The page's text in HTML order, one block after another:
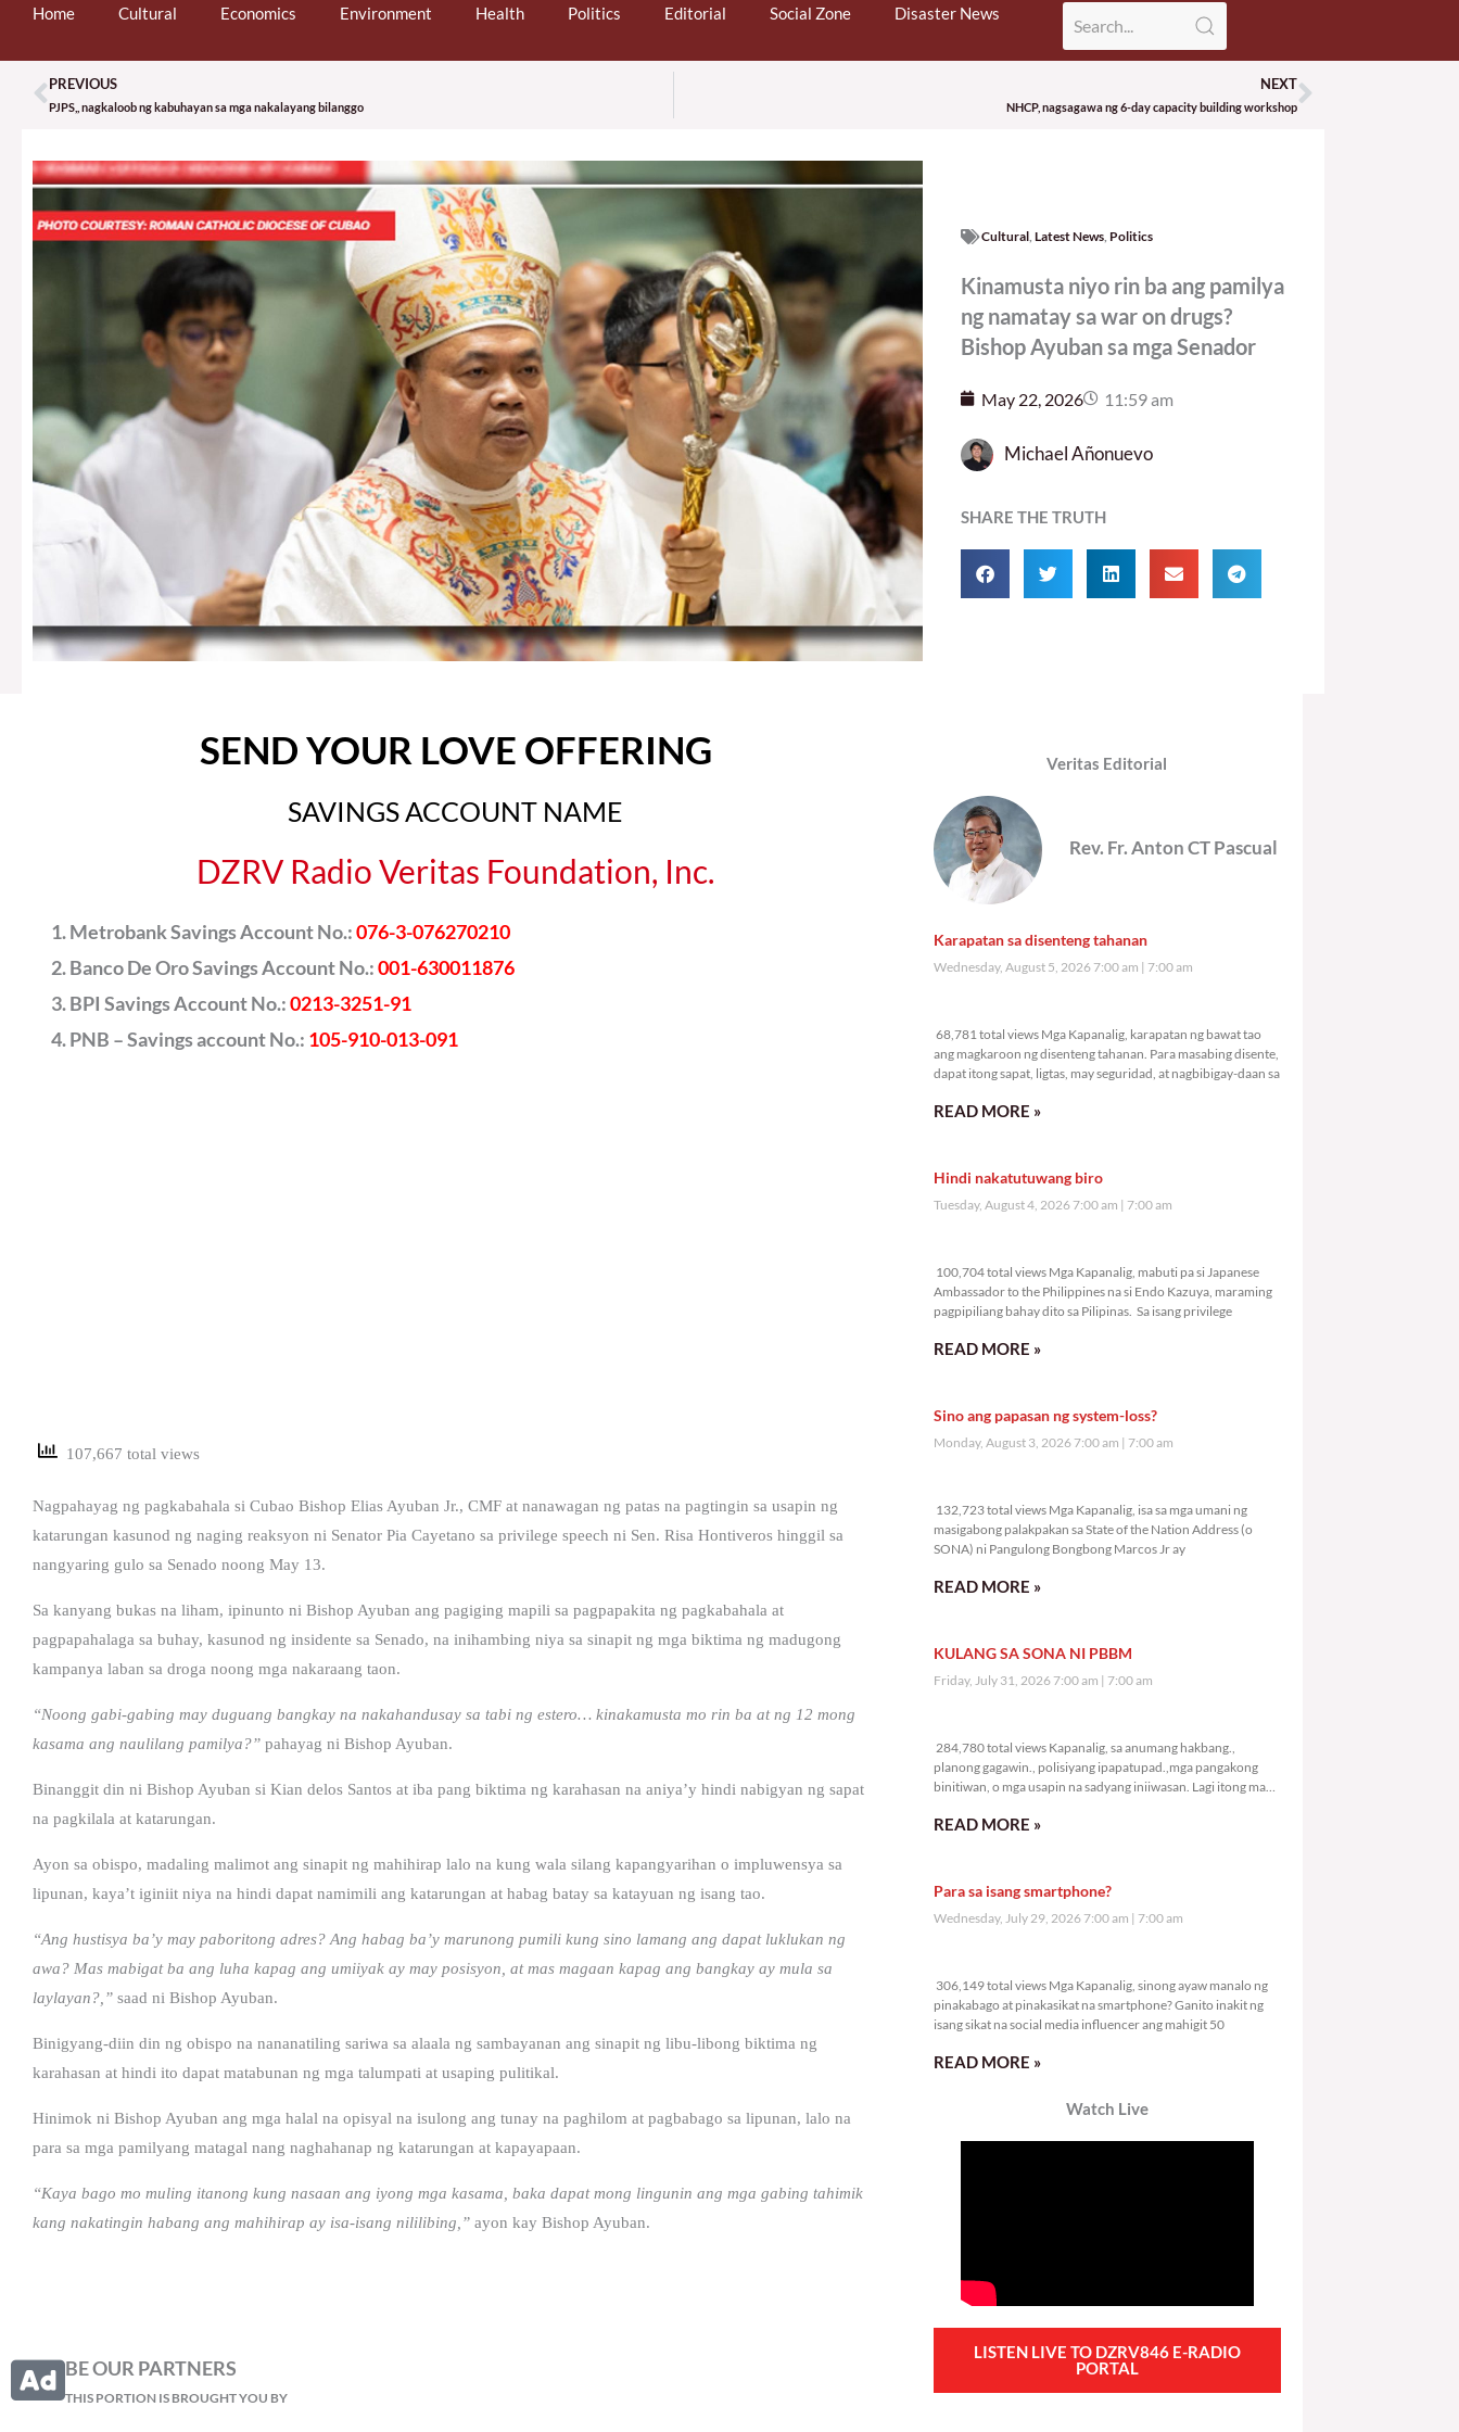
Home Cultural Economics Environment Health Politics Editorial Social Zone Disaster News
Prev
PREVIOUS
PJPS,, nagkaloob ng kabuhayan sa mga nakalayang bilanggo
NEXT
NHCP, nagsagawa ng 6-day capacity building workshopNext
Cultural, Latest News, Politics
Kinamusta niyo rin ba ang pamilya
ng namatay sa war on drugs?
Bishop Ayuban sa mga Senador
May 22, 2026 11:59 am
Michael Añonuevo
SHARE THE TRUTH
SEND YOUR LOVE OFFERING
SAVINGS ACCOUNT NAME
DZRV Radio Veritas Foundation, Inc.
Metrobank Savings Account No.:076-3-076270210
Banco De Oro Savings Account No.:001-630011876
BPI Savings Account No.:0213-3251-91
PNB – Savings account No.: 105-910-013-091
107,667 total views
Nagpahayag ng pagkabahala si Cubao Bishop Elias Ayuban Jr., CMF at nanawagan ng patas na pagtingin sa usapin ng
katarungan kasunod ng naging reaksyon ni Senator Pia Cayetano sa privilege speech ni Sen. Risa Hontiveros hinggil sa
nangyaring gulo sa Senado noong May 13.
Sa kanyang bukas na liham, ipinunto ni Bishop Ayuban ang pagiging mapili sa pagpapakita ng pagkabahala at
pagpapahalaga sa buhay, kasunod ng insidente sa Senado, na inihambing niya sa sinapit ng mga biktima ng madugong
kampanya laban sa droga noong mga nakaraang taon.
“Noong gabi-gabing may duguang bangkay na nakahandusay sa tabi ng estero… kinakamusta mo rin ba at ng 12 mong
kasama ang naulilang pamilya?” pahayag ni Bishop Ayuban.
Binanggit din ni Bishop Ayuban si Kian delos Santos at iba pang biktima ng karahasan na aniya’y hindi nabigyan ng sapat
na pagkilala at katarungan.
Ayon sa obispo, madaling malimot ang sinapit ng mahihirap lalo na kung wala silang kapangyarihan o impluwensya sa
lipunan, kaya’t iginiit niya na hindi dapat namimili ang katarungan at habag batay sa katayuan ng isang tao.
“Ang hustisya ba’y may paboritong adres? Ang habag ba’y marunong pumili kung sino lamang ang dapat luklukan ng
awa? Mas mabigat ba ang luha kapag ang umiiyak ay may posisyon, at mas magaan kapag ang bangkay ay mula sa
laylayan?,” saad ni Bishop Ayuban.
Binigyang-diin din ng obispo na nananatiling sariwa sa alaala ng sambayanan ang sinapit ng libu-libong biktima ng
karahasan at hindi ito dapat matabunan ng mga talumpati at usaping pulitikal.
Hinimok ni Bishop Ayuban ang mga halal na opisyal na isulong ang tunay na paghilom at pagbabago sa lipunan, lalo na
para sa mga pamilyang matagal nang naghahanap ng katarungan at kapayapaan.
“Kaya bago mo muling itanong kung nasaan ang iyong mga kasama, baka dapat mong lingunin ang mga gabing tahimik
kang nakatingin habang ang mahihirap ay isa-isang nililibing,” ayon kay Bishop Ayuban.
BE OUR PARTNERS
THIS PORTION IS BROUGHT YOU BY
Veritas Editorial
Rev. Fr. Anton CT Pascual
Karapatan sa disenteng tahanan
Wednesday, August 5, 2026 7:00 am 7:00 am
68,781 total views Mga Kapanalig, karapatan ng bawat tao
ang magkaroon ng disenteng tahanan. Para masabing disente,
dapat itong sapat, ligtas, may seguridad, at nagbibigay-daan sa
READ MORE »
Hindi nakatutuwang biro
Tuesday, August 4, 2026 7:00 am 7:00 am
100,704 total views Mga Kapanalig, mabuti pa si Japanese
Ambassador to the Philippines na si Endo Kazuya, maraming
pagpipiliang bahay dito sa Pilipinas. Sa isang privilege
READ MORE »
Sino ang papasan ng system-loss?
Monday, August 3, 2026 7:00 am 7:00 am
132,723 total views Mga Kapanalig, isa sa mga umani ng
masigabong palakpakan sa State of the Nation Address (o
SONA) ni Pangulong Bongbong Marcos Jr ay
READ MORE »
KULANG SA SONA NI PBBM
Friday, July 31, 2026 7:00 am 7:00 am
284,780 total views Kapanalig, sa anumang hakbang.,
planong gagawin., polisiyang ipapatupad.,mga pangakong
binitiwan, o mga usapin na sadyang iniiwasan. Lagi itong may
READ MORE »
Para sa isang smartphone?
Wednesday, July 29, 2026 7:00 am 7:00 am
306,149 total views Mga Kapanalig, sinong ayaw manalo ng
pinakabago at pinakasikat na smartphone? Ganito inakit ng
isang sikat na social media influencer ang mahigit 50
READ MORE »
Watch Live
LISTEN LIVE TO DZRV846 E-RADIO
PORTAL